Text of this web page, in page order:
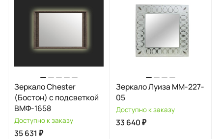
Зеркало Chester
(Бостон) с подсветкой
ВМФ-1658
Доступно к заказу
35 631 ₽
Зеркало Луиза MM-227-
05
Доступно к заказу
33 640 ₽